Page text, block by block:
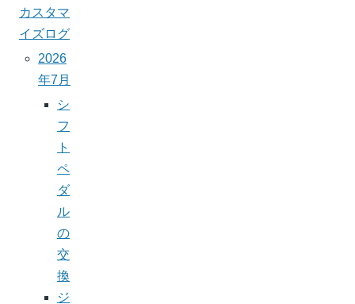
カスタマ
イズログ
2026
年7月
シ
フ
ト
ペ
ダ
ル
の
交
換
ジ